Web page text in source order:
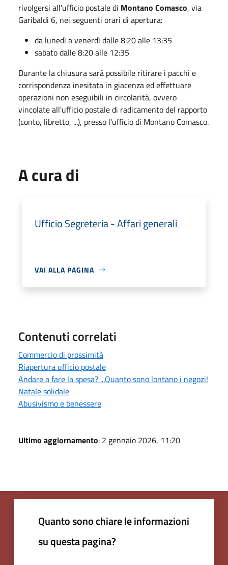
rivolgersi all'ufficio postale di Montano Comasco, via
Garibaldi 6, nei seguenti orari di apertura:
da lunedì a venerdì dalle 8:20 alle 13:35
sabato dalle 8:20 alle 12:35
Durante la chiusura sarà possibile ritirare i pacchi e
corrispondenza inesitata in giacenza ed effettuare
operazioni non eseguibili in circolarità, ovvero
vincolate all'ufficio postale di radicamento del rapporto
(conto, libretto, ...), presso l'ufficio di Montano Comasco.
A cura di
Ufficio Segreteria - Affari generali
VAI ALLA PAGINA
Contenuti correlati
Commercio di prossimità
Riapertura ufficio postale
Andare a fare la spesa? ...Quanto sono lontano i negozi!
Natale solidale
Abusivismo e benessere
Ultimo aggiornamento: 2 gennaio 2026, 11:20
Quanto sono chiare le informazioni
su questa pagina?